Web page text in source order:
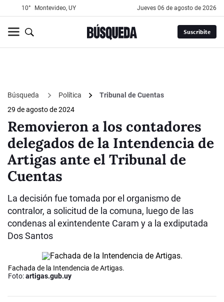
10° Montevideo, UY jueves 06 de agosto de 2026
Suscribite
Búsqueda Política
Tribunal de Cuentas
29 de agosto de 2024
Removieron a los contadores
delegados de la Intendencia de
Artigas ante el Tribunal de
Cuentas
La decisión fue tomada por el organismo de
contralor, a solicitud de la comuna, luego de las
condenas al exintendente Caram y a la exdiputada
Dos Santos
Fachada de la Intendencia de Artigas.
Foto:artigas.gub.uy